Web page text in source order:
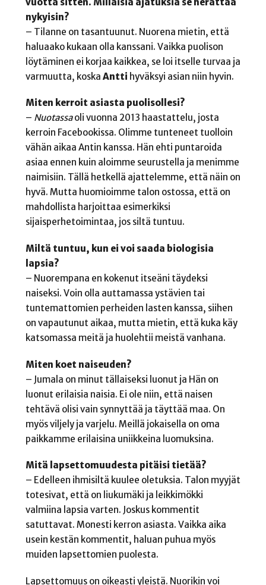
nykyisin?
– Tilanne on tasantuunut. Nuorena mietin, että
haluaako kukaan olla kanssani. Vaikka puolison
löytäminen ei korjaa kaikkea, se loi itselle turvaa ja
varmuutta, koska Antti hyväksyi asian niin hyvin.
Miten kerroit asiasta puolisollesi?
– Nuotassaoli vuonna 2013 haastattelu, josta
kerroin Facebookissa. Olimme tunteneet tuolloin
vähän aikaa Antin kanssa. Hän ehti puntaroida
asiaa ennen kuin aloimme seurustella ja menimme
naimisiin. Tällä hetkellä ajattelemme, että näin on
hyvä. Mutta huomioimme talon ostossa, että on
mahdollista harjoittaa esimerkiksi
sijaisperhetoimintaa, jos siltä tuntuu.
Miltä tuntuu, kun ei voi saada biologisia
lapsia?
– Nuorempana en kokenut itseäni täydeksi
naiseksi. Voin olla auttamassa ystävien tai
tuntemattomien perheiden lasten kanssa, siihen
on vapautunut aikaa, mutta mietin, että kuka käy
katsomassa meitä ja huolehtii meistä vanhana.
Miten koet naiseuden?
– Jumala on minut tällaiseksi luonut ja Hän on
luonut erilaisia naisia. Ei ole niin, että naisen
tehtävä olisi vain synnyttää ja täyttää maa. On
myös viljely ja varjelu. Meillä jokaisella on oma
paikkamme erilaisina uniikkeina luomuksina.
Mitä lapsettomuudesta pitäisi tietää?
– Edelleen ihmisiltä kuulee oletuksia. Talon myyjät
totesivat, että on liukumäki ja leikkimökki
valmiina lapsia varten. Joskus kommentit
satuttavat. Monesti kerron asiasta. Vaikka aika
usein kestän kommentit, haluan puhua myös
muiden lapsettomien puolesta.
Lapsettomuus on oikeasti yleistä. Nuorikin voi